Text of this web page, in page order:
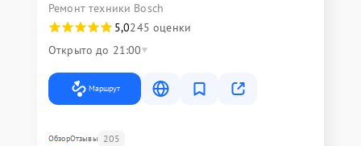
Ремонт техники Bosch
5,0245 оценки
Открыто до 21:00
Маршрут
ОбзорОтзывы 205